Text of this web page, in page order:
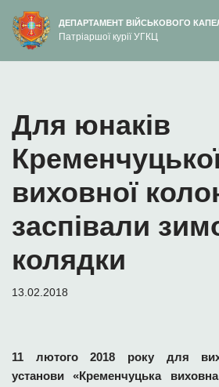
вмісту
Перейти
до
ДЕПАРТАМЕНТ ВІЙСЬКОВОГО
Патріаршої курії УГКЦ
Для юнаків
виховної
заспівали
колядки
13.02.2018
11 лютого 2018 року для
установи «Кременчуцька